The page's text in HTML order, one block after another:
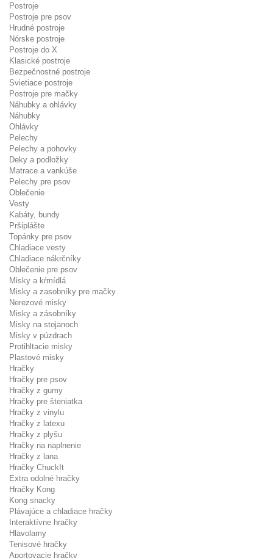
Postroje
Postroje pre psov
Hrudné postroje
Nórske postroje
Postroje do X
Klasické postroje
Bezpečnostné postroje
Svietiace postroje
Postroje pre mačky
Náhubky a ohlávky
Náhubky
Ohlávky
Pelechy
Pelechy a pohovky
Deky a podložky
Matrace a vankúše
Pelechy pre psov
Oblečenie
Vesty
Kabáty, bundy
Pršiplášte
Topánky pre psov
Chladiace vesty
Chladiace nákrčníky
Oblečenie pre psov
Misky a kŕmídlá
Misky a zasobníky pre mačky
Nerezové misky
Misky a zásobníky
Misky na stojanoch
Misky v púzdrach
Protihltacie misky
Plastové misky
Hračky
Hračky pre psov
Hračky z gumy
Hračky pre šteniatka
Hračky z vinylu
Hračky z latexu
Hračky z plyšu
Hračky na naplnenie
Hračky z lana
Hračky ChuckIt
Extra odolné hračky
Hračky Kong
Kong snacky
Plávajúce a chladiace hračky
Interaktívne hračky
Hlavolamy
Tenisové hračky
Aportovacie hračky